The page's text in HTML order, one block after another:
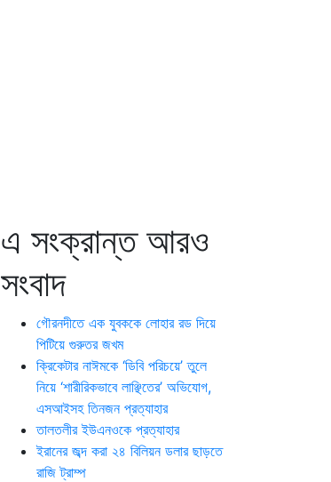
এ সংক্রান্ত আরও
সংবাদ
গৌরনদীতে এক যুবককে লোহার রড দিয়ে
পিটিয়ে গুরুতর জখম
ক্রিকেটার নাঈমকে ‘ডিবি পরিচয়ে’ তুলে
নিয়ে ‘শারীরিকভাবে লাঞ্ছিতের’ অভিযোগ,
এসআইসহ তিনজন প্রত্যাহার
তালতলীর ইউএনওকে প্রত্যাহার
ইরানের জব্দ করা ২৪ বিলিয়ন ডলার ছাড়তে
রাজি ট্রাম্প